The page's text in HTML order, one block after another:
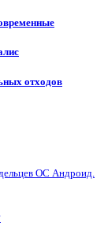
отходов
ОС Андроид.